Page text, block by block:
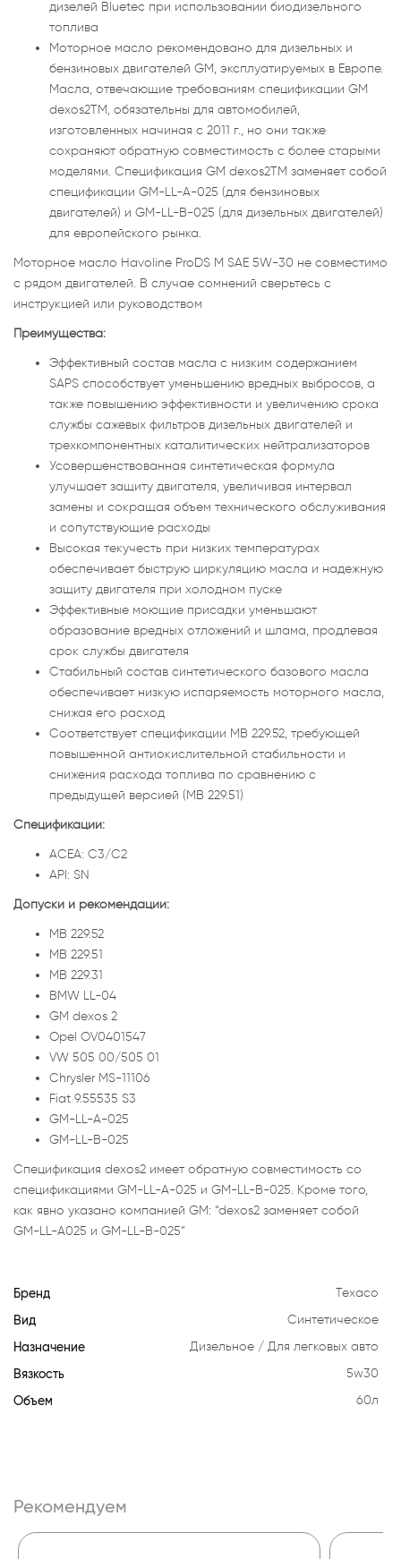
дизелей Bluetec при использовании биодизельного
топлива
Моторное масло рекомендовано для дизельных и
бензиновых двигателей GM, эксплуатируемых в Европе.
Масла, отвечающие требованиям спецификации GM
dexos2TM, обязательны для автомобилей,
изготовленных начиная с 2011 г., но они также
сохраняют обратную совместимость с более старыми
моделями. Спецификация GM dexos2TM заменяет собой
спецификации GM-LL-A-025 (для бензиновых
двигателей) и GM-LL-B-025 (для дизельных двигателей)
для европейского рынка.
Моторное масло Havoline ProDS M SAE 5W-30 не совместимо
с рядом двигателей. В случае сомнений сверьтесь с
инструкцией или руководством
Преимущества:
Эффективный состав масла с низким содержанием
SAPS способствует уменьшению вредных выбросов, а
также повышению эффективности и увеличению срока
службы сажевых фильтров дизельных двигателей и
трехкомпонентных каталитических нейтрализаторов
Усовершенствованная синтетическая формула
улучшает защиту двигателя, увеличивая интервал
замены и сокращая объем технического обслуживания
и сопутствующие расходы
Высокая текучесть при низких температурах
обеспечивает быструю циркуляцию масла и надежную
защиту двигателя при холодном пуске
Эффективные моющие присадки уменьшают
образование вредных отложений и шлама, продлевая
срок службы двигателя
Стабильный состав синтетического базового масла
обеспечивает низкую испаряемость моторного масла,
снижая его расход
Соответствует спецификации MB 229.52, требующей
повышенной антиокислительной стабильности и
снижения расхода топлива по сравнению с
предыдущей версией (MB 229.51)
Спецификации:
ACEA: C3/C2
API: SN
Допуски и рекомендации:
MB 229.52
MB 229.51
MB 229.31
BMW LL-04
GM dexos 2
Opel OV0401547
VW 505 00/505 01
Chrysler MS-11106
Fiat 9.55535 S3
GM-LL-A-025
GM-LL-B-025
Спецификация dexos2 имеет обратную совместимость со
спецификациями GM-LL-A-025 и GM-LL-B-025. Кроме того,
как явно указано компанией GM: “dexos2 заменяет собой
GM-LL-A025 и GM-LL-B-025”
Бренд Texaco
Вид Синтетическое
Назначение Дизельное Для легковых авто
Вязкость 5w30
Объем 60л
Рекомендуем